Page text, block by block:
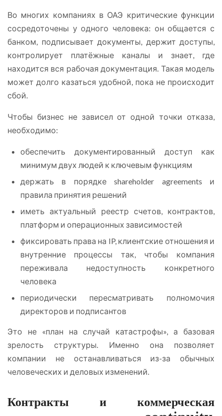
Во многих компаниях в ОАЭ критические функции
сосредоточены у одного человека: он общается с
банком, подписывает документы, держит доступы,
контролирует платёжные каналы и знает, где
находится вся рабочая документация. Такая модель
может долго казаться удобной, пока не происходит
сбой.
Чтобы бизнес не зависел от одной точки отказа,
необходимо:
обеспечить документированный доступ как
минимум двух людей к ключевым функциям
держать в порядке shareholder agreements и
правила принятия решений
иметь актуальный реестр счетов, контрактов,
платформ и операционных зависимостей
фиксировать права на IP, клиентские отношения и
внутренние процессы так, чтобы компания
переживала недоступность конкретного
человека
периодически пересматривать полномочия
директоров и подписантов
Это не «план на случай катастрофы», а базовая
зрелость структуры. Именно она позволяет
компании не останавливаться из-за обычных
человеческих и деловых изменений.
Контракты и коммерческая